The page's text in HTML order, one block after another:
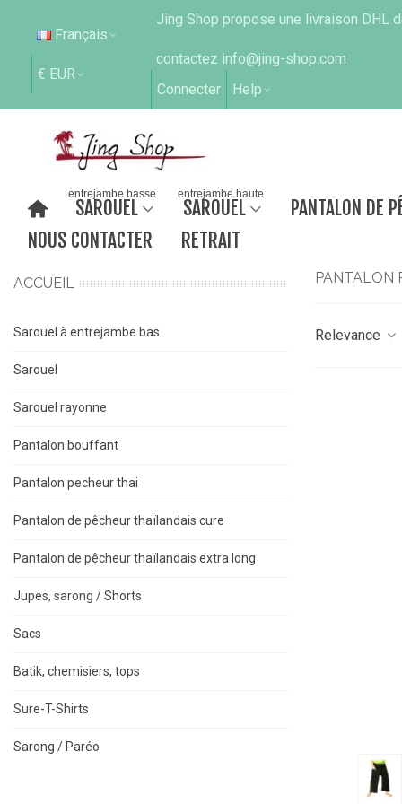
Français
€ EUR
Jing Shop propose une livraison DHL
contactez info@jing-shop.com
Connecter
Help
SAROUEL
entrejambe basse
SAROUEL
entrejambe haute
PANTALON DE
NOUS CONTACTER
RETRAIT
ACCUEIL
Sarouel à entrejambe bas
Sarouel
Sarouel rayonne
Pantalon bouffant
Pantalon pecheur thai
Pantalon de pêcheur thaïlandais cure
Pantalon de pêcheur thaïlandais extra long
Jupes, sarong / Shorts
Sacs
Batik, chemisiers, tops
Sure-T-Shirts
Sarong / Paréo
PANTALON
Relevance